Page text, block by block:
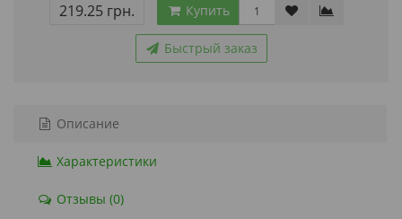
219.25 грн. Купить
Быстрый заказ
Описание
Характеристики
Отзывы (0)